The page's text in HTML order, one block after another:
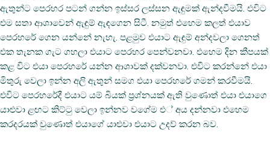
ඇතුන්ට පෙරහර පටන් ගන්න ඉස්සර ලස්සන ඇඳුමක් ඇන්දවීමයි. එවිට
එම සතා ආශාවෙන් ඇඳුම් ඇඳගෙන සිටී. නමුත් එහෙම කලත් එයාව
පෙරහරේ ගෙන යන්නේ නැහැ. පළමුව එයාට ඇඳුම් අන්දවලා ගෙනත්
එක තැනක ගැට ගහලා එයාට පෙරහර පෙන්වනවා. එහෙම දින කීපයක්
කළ විට එයා පෙරහරේ යන්න ආශාවක් දක්වනවා. එවිට කරන්නේ එයා
මිතුරු වෙලා ඉන්න අලි ඇතුන් සමග එයා පෙරහරේ ගමන් කරවීමයි.
එවිට පෙරහරේදී එයාට යම් බියක් ප‍්‍රශ්නයක් ඇති වුණොත් එයා එයාගෙ
යාළුවා ළඟට කිට්ටු වෙලා ඉන්නව වගේම එ් අය දන්නවා එහෙම
කරදරයක් වුණොත් එයාගේ යාළුවා එයාට උදව් කරන බව.